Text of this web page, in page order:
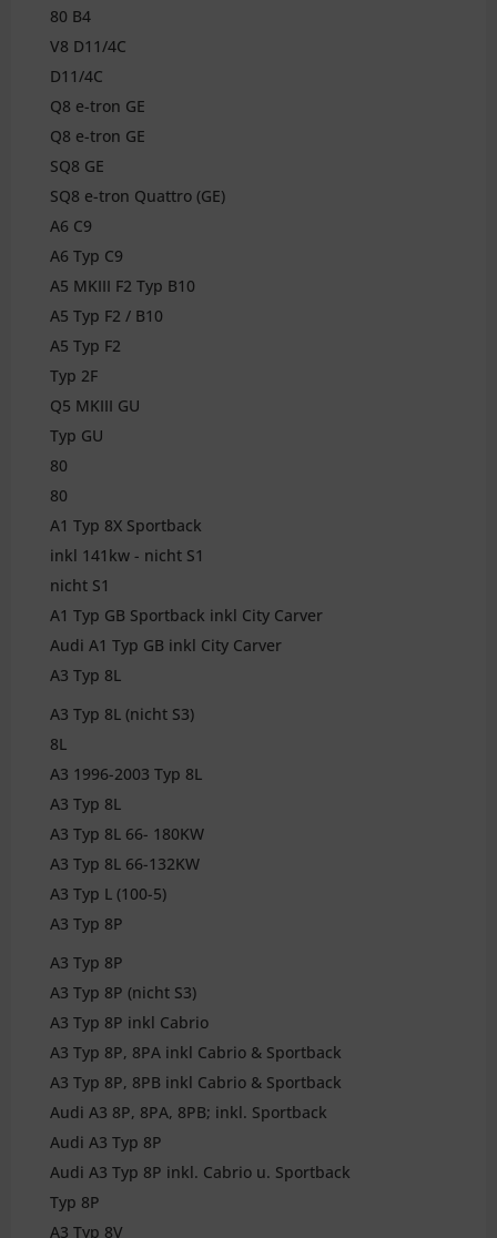
80 B4
V8 D11/4C
D11/4C
Q8 e-tron GE
Q8 e-tron GE
SQ8 GE
SQ8 e-tron Quattro (GE)
A6 C9
A6 Typ C9
A5 MKIII F2 Typ B10
A5 Typ F2 / B10
A5 Typ F2
Typ 2F
Q5 MKIII GU
Typ GU
80
80
A1 Typ 8X Sportback
inkl 141kw - nicht S1
nicht S1
A1 Typ GB Sportback inkl City Carver
Audi A1 Typ GB inkl City Carver
A3 Typ 8L
A3 Typ 8L (nicht S3)
8L
A3 1996-2003 Typ 8L
A3 Typ 8L
A3 Typ 8L 66- 180KW
A3 Typ 8L 66-132KW
A3 Typ L (100-5)
A3 Typ 8P
A3 Typ 8P
A3 Typ 8P (nicht S3)
A3 Typ 8P inkl Cabrio
A3 Typ 8P, 8PA inkl Cabrio & Sportback
A3 Typ 8P, 8PB inkl Cabrio & Sportback
Audi A3 8P, 8PA, 8PB; inkl. Sportback
Audi A3 Typ 8P
Audi A3 Typ 8P inkl. Cabrio u. Sportback
Typ 8P
A3 Typ 8V